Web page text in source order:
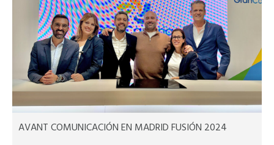
AVANT COMUNICACIÓN EN MADRID FUSIÓN 2024